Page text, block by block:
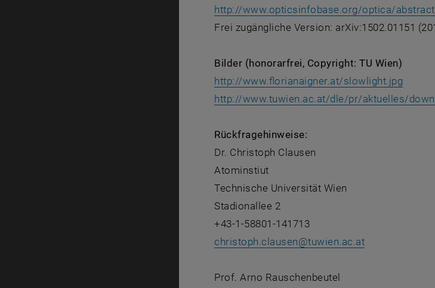
http://www.opticsinfobase.org/optica/
Frei zugängliche Version: arXiv:1502.01151
Bilder (honorarfrei, Copyright: TU Wien)
http://www.florianaigner.at/slowlight.jpg
http://www.tuwien.ac.at/dle/pr/aktuelles/
Rückfragehinweise:
Dr. Christoph Clausen
Atominstiut
Technische Universität Wien
Stadionallee 2
+43-1-58801-141713
christoph.clausen@tuwien.ac.at
Prof. Arno Rauschenbeutel